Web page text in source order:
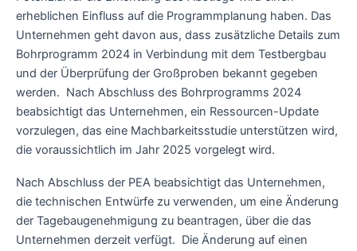
erheblichen Einfluss auf die Programmplanung haben. Das
Unternehmen geht davon aus, dass zusätzliche Details zum
Bohrprogramm 2024 in Verbindung mit dem Testbergbau
und der Überprüfung der Großproben bekannt gegeben
werden. Nach Abschluss des Bohrprogramms 2024
beabsichtigt das Unternehmen, ein Ressourcen-Update
vorzulegen, das eine Machbarkeitsstudie unterstützen wird,
die voraussichtlich im Jahr 2025 vorgelegt wird.
Nach Abschluss der PEA beabsichtigt das Unternehmen,
die technischen Entwürfe zu verwenden, um eine Änderung
der Tagebaugenehmigung zu beantragen, über die das
Unternehmen derzeit verfügt. Die Änderung auf einen